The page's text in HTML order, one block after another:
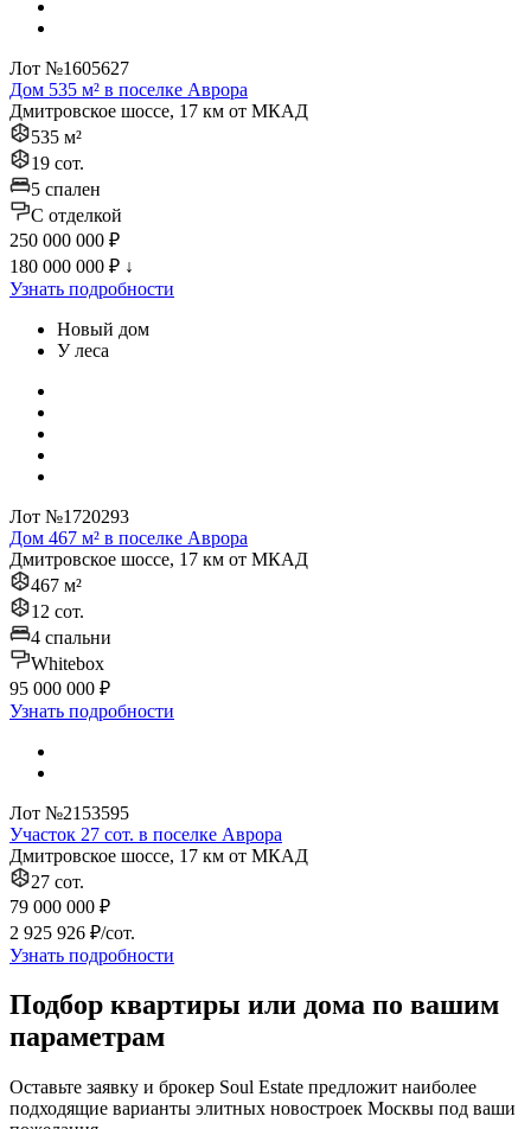
Лот №1605627
Дом 535 м² в поселке Аврора
Дмитровское шоссе, 17 км от МКАД
535 м²
19 сот.
5 спален
C отделкой
250 000 000 ₽
180 000 000 ₽ ↓
Узнать подробности
Новый дом
У леса
Лот №1720293
Дом 467 м² в поселке Аврора
Дмитровское шоссе, 17 км от МКАД
467 м²
12 сот.
4 спальни
Whitebox
95 000 000 ₽
Узнать подробности
Лот №2153595
Участок 27 сот. в поселке Аврора
Дмитровское шоссе, 17 км от МКАД
27 сот.
79 000 000 ₽
2 925 926 ₽/сот.
Узнать подробности
Подбор квартиры или дома по вашим
параметрам
Оставьте заявку и брокер Soul Estate предложит наиболее
подходящие варианты элитных новостроек Москвы под ваши